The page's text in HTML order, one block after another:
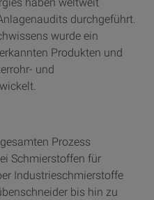
durchgeführt.
wurde ein
Produkten und
und
Prozess
Schmierstoffen für
Industrieschmierstoffe
bis hin zu